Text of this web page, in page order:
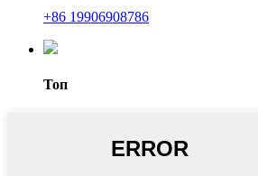
+86 19906908786
Топ